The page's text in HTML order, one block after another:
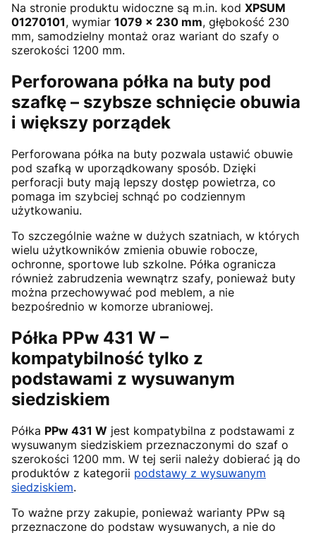
Na stronie produktu widoczne są m.in. kod XPSUM
01270101, wymiar 1079 × 230 mm, głębokość 230
mm, samodzielny montaż oraz wariant do szafy o
szerokości 1200 mm.
Perforowana półka na buty pod
szafkę – szybsze schnięcie obuwia
i większy porządek
Perforowana półka na buty pozwala ustawić obuwie
pod szafką w uporządkowany sposób. Dzięki
perforacji buty mają lepszy dostęp powietrza, co
pomaga im szybciej schnąć po codziennym
użytkowaniu.
To szczególnie ważne w dużych szatniach, w których
wielu użytkowników zmienia obuwie robocze,
ochronne, sportowe lub szkolne. Półka ogranicza
również zabrudzenia wewnątrz szafy, ponieważ buty
można przechowywać pod meblem, a nie
bezpośrednio w komorze ubraniowej.
Półka PPw 431 W –
kompatybilność tylko z
podstawami z wysuwanym
siedziskiem
Półka PPw 431 W jest kompatybilna z podstawami z
wysuwanym siedziskiem przeznaczonymi do szaf o
szerokości 1200 mm. W tej serii należy dobierać ją do
produktów z kategorii podstawy z wysuwanym
siedziskiem.
To ważne przy zakupie, ponieważ warianty PPw są
przeznaczone do podstaw wysuwanych, a nie do